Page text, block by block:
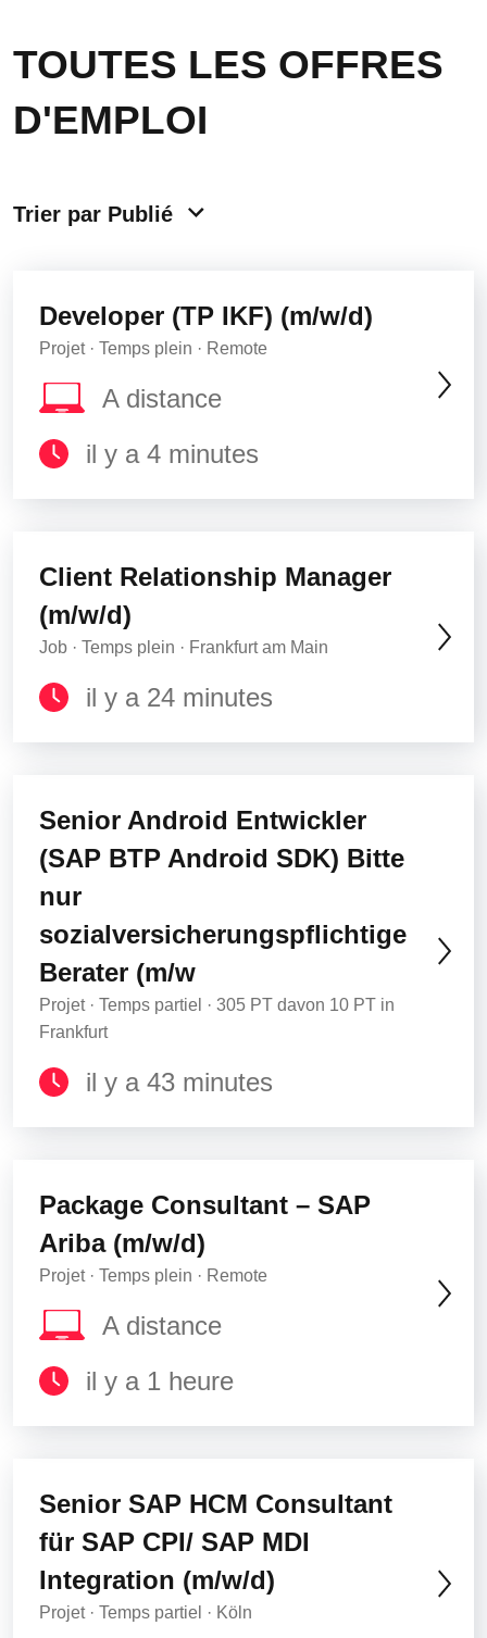
TOUTES LES OFFRES
D'EMPLOI
Trier par Publié
Developer (TP IKF) (m/w/d)
Projet · Temps plein · Remote
A distance
il y a 4 minutes
Client Relationship Manager
(m/w/d)
Job · Temps plein · Frankfurt am Main
il y a 24 minutes
Senior Android Entwickler
(SAP BTP Android SDK) Bitte
nur
sozialversicherungspflichtige
Berater (m/w
Projet · Temps partiel · 305 PT davon 10 PT in
Frankfurt
il y a 43 minutes
Package Consultant – SAP
Ariba (m/w/d)
Projet · Temps plein · Remote
A distance
il y a 1 heure
Senior SAP HCM Consultant
für SAP CPI/ SAP MDI
Integration (m/w/d)
Projet · Temps partiel · Köln